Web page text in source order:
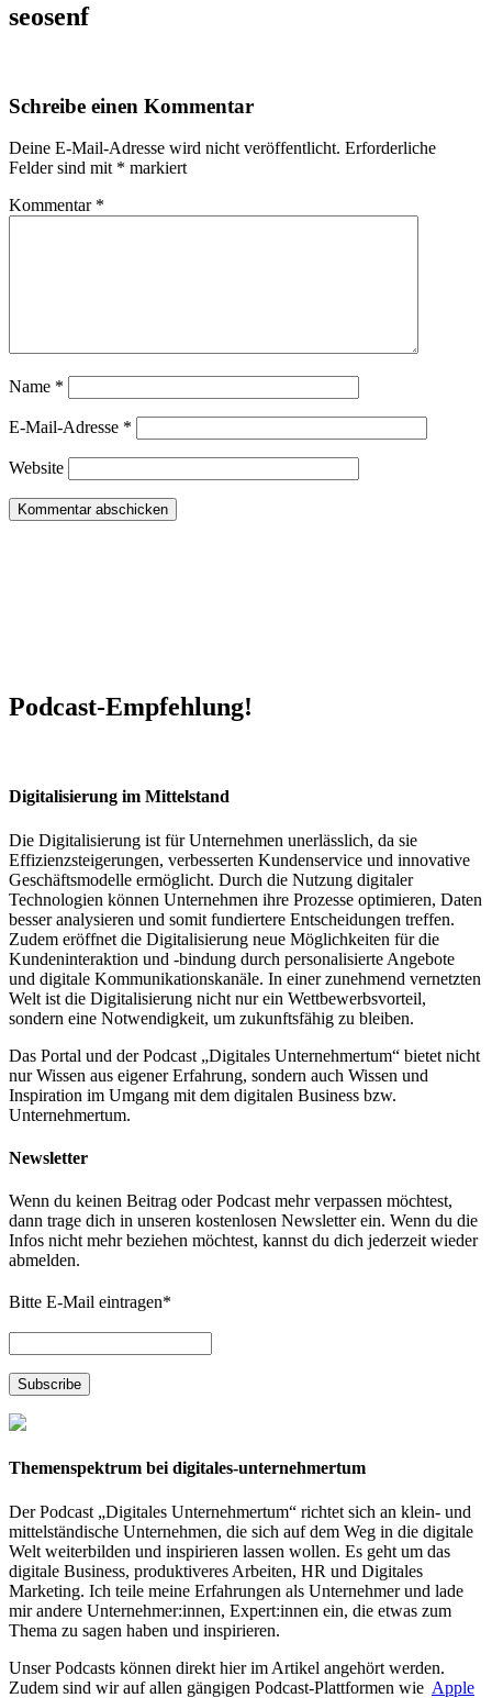
seosenf
Schreibe einen Kommentar
Deine E-Mail-Adresse wird nicht veröffentlicht. Erforderliche
Felder sind mit * markiert
Kommentar *
Name *
E-Mail-Adresse *
Website
Podcast-Empfehlung!
Digitalisierung im Mittelstand
Die Digitalisierung ist für Unternehmen unerlässlich, da sie
Effizienzsteigerungen, verbesserten Kundenservice und innovative
Geschäftsmodelle ermöglicht. Durch die Nutzung digitaler
Technologien können Unternehmen ihre Prozesse optimieren, Daten
besser analysieren und somit fundiertere Entscheidungen treffen.
Zudem eröffnet die Digitalisierung neue Möglichkeiten für die
Kundeninteraktion und -bindung durch personalisierte Angebote
und digitale Kommunikationskanäle. In einer zunehmend vernetzten
Welt ist die Digitalisierung nicht nur ein Wettbewerbsvorteil,
sondern eine Notwendigkeit, um zukunftsfähig zu bleiben.
Das Portal und der Podcast „Digitales Unternehmertum“ bietet nicht
nur Wissen aus eigener Erfahrung, sondern auch Wissen und
Inspiration im Umgang mit dem digitalen Business bzw.
Unternehmertum.
Newsletter
Wenn du keinen Beitrag oder Podcast mehr verpassen möchtest,
dann trage dich in unseren kostenlosen Newsletter ein. Wenn du die
Infos nicht mehr beziehen möchtest, kannst du dich jederzeit wieder
abmelden.
Bitte E-Mail eintragen*
Themenspektrum bei digitales-unternehmertum
Der Podcast „Digitales Unternehmertum“ richtet sich an klein- und
mittelständische Unternehmen, die sich auf dem Weg in die digitale
Welt weiterbilden und inspirieren lassen wollen. Es geht um das
digitale Business, produktiveres Arbeiten, HR und Digitales
Marketing. Ich teile meine Erfahrungen als Unternehmer und lade
mir andere Unternehmer:innen, Expert:innen ein, die etwas zum
Thema zu sagen haben und inspirieren.
Unser Podcasts können direkt hier im Artikel angehört werden.
Zudem sind wir auf allen gängigen Podcast-Plattformen wie Apple